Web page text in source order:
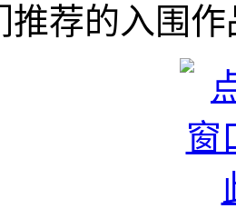
推荐的入围作